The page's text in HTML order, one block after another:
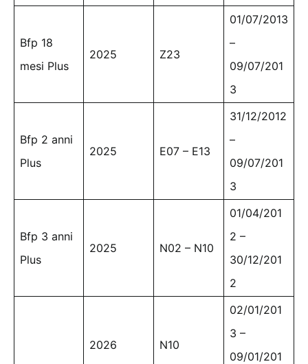
Bfp 18
mesi Plus
2025 Z23
01/07/2013
–
09/07/201
3
Bfp 2 anni
Plus
2025 E07 – E13
31/12/2012
–
09/07/201
3
Bfp 3 anni
Plus
2025 N02 – N10
01/04/201
2 –
30/12/201
2
2026 N10
02/01/201
3 –
09/01/201